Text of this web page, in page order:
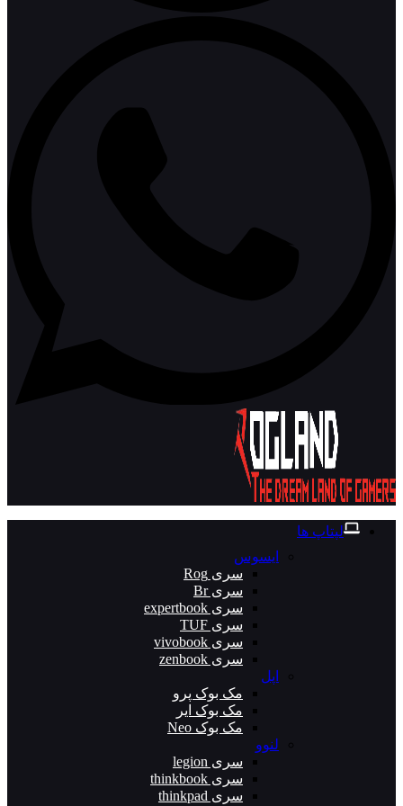
لپتاپ ها
ایسوس
سری Rog
سری Br
سری expertbook
سری TUF
سری vivobook
سری zenbook
اپل
مک بوک پرو
مک بوک ایر
مک بوک Neo
لنوو
سری legion
سری thinkbook
سری thinkpad